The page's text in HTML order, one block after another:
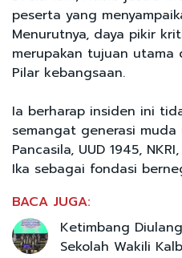
peserta yang
Menurutnya, daya pikir
merupakan tujuan utama
Pilar kebangsaan.
Ia berharap insiden ini
semangat generasi
Pancasila, UUD 1945,
Ika sebagai fondasi
BACA JUGA:
Ketimbang
Sekolah Wakili